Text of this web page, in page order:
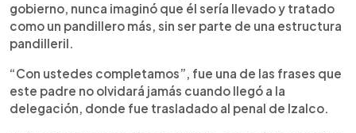
gobierno, nunca imaginó que él sería llevado y tratado
como un pandillero más, sin ser parte de una estructura
pandilleril.
“Con ustedes completamos”, fue una de las frases que
este padre no olvidará jamás cuando llegó a la
delegación, donde fue trasladado al penal de Izalco.